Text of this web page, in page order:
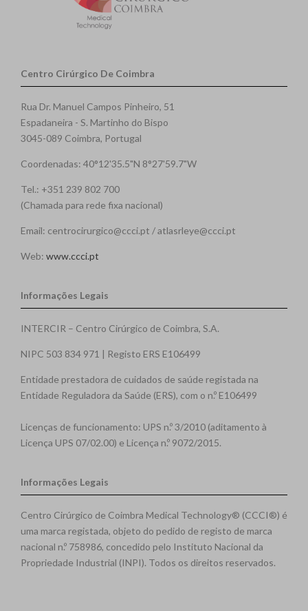
Centro Cirúrgico De Coimbra
Rua Dr. Manuel Campos Pinheiro, 51
Espadaneira - S. Martinho do Bispo
3045-089 Coimbra, Portugal
Coordenadas: 40°12'35.5"N 8°27'59.7"W
Tel.: +351 239 802 700
(Chamada para rede fixa nacional)
Email: centrocirurgico@ccci.pt / atlasrleye@ccci.pt
Web: www.ccci.pt
Informações Legais
INTERCIR – Centro Cirúrgico de Coimbra, S.A.
NIPC 503 834 971 | Registo ERS E106499
Entidade prestadora de cuidados de saúde registada na
Entidade Reguladora da Saúde (ERS), com o n.º E106499
Licenças de funcionamento: UPS n.º 3/2010 (aditamento à
Licença UPS 07/02.00) e Licença n.º 9072/2015.
Informações Legais
Centro Cirúrgico de Coimbra Medical Technology® (CCCI®) é
uma marca registada, objeto do pedido de registo de marca
nacional n.º 758986, concedido pelo Instituto Nacional da
Propriedade Industrial (INPI). Todos os direitos reservados.